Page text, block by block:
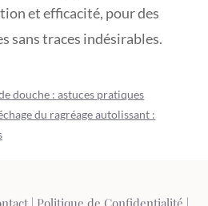
et efficacité, pour des
sans traces indésirables.
douche : astuces pratiques
du ragréage autolissant :